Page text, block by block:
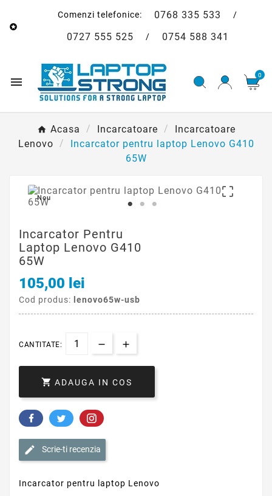

Comenzi telefonice: 0768 335 533
0727 555 525 / 0754 588 341
 0
Acasa Incarcatoare
Incarcatoare
Lenovo
Incarcator pentru laptop Lenovo G410
65W
Nou 
Incarcator Pentru
Laptop Lenovo G410
65W
105,00 lei
Cod produs: lenovo65w-usb
CANTITATE:
 ADAUGA IN COS
Scrie-ti recenzia
Incarcator pentru laptop Lenovo